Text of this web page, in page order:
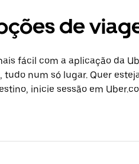
de
fácil com a aplicação da
tudo num só lugar. Quer
inicie sessão em